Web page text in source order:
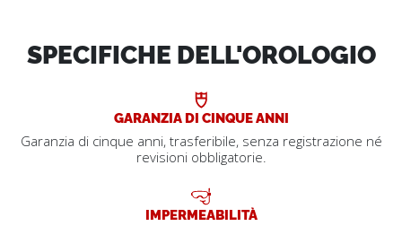
SPECIFICHE DELL'OROLOGIO
GARANZIA DI CINQUE ANNI
Garanzia di cinque anni, trasferibile, senza registrazione né
revisioni obbligatorie.
IMPERMEABILITÀ